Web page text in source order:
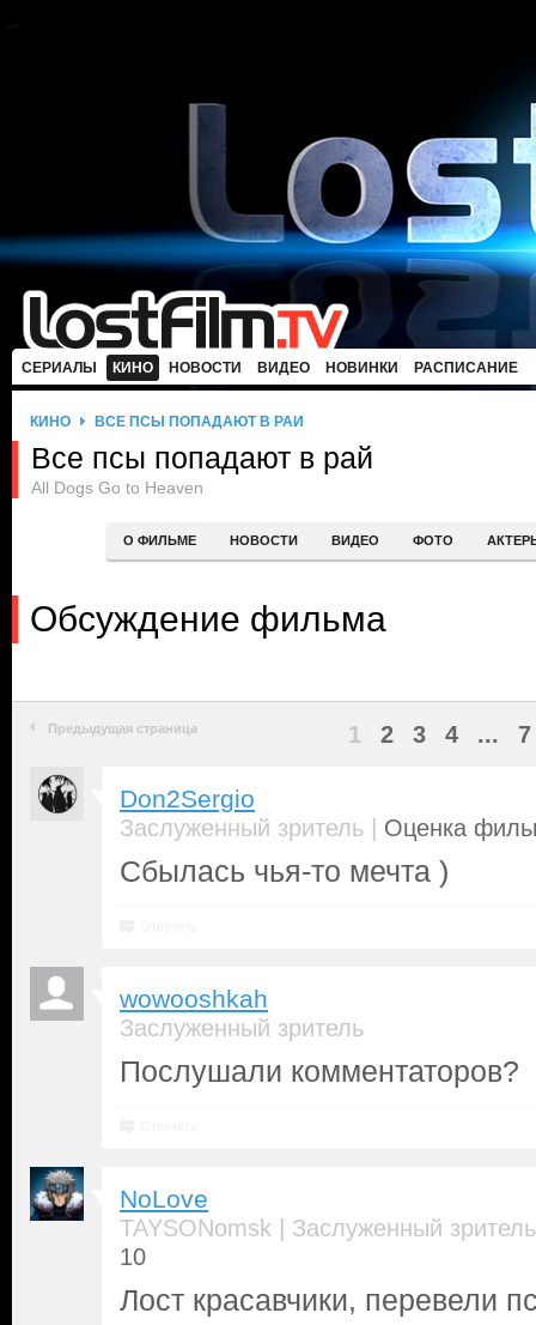
СЕРИАЛЫ КИНО НОВОСТИ ВИДЕО НОВИНКИ РАСПИСАНИЕ
КИНО ВСЕ ПСЫ ПОПАДАЮТ В РАЙ
Все псы попадают в рай
All Dogs Go to Heaven
О ФИЛЬМЕ НОВОСТИ ВИДЕО ФОТО
Обсуждение фильма
Предыдущая страница 1 2 3 4 ... 7
Don2Sergio
Заслуженный зритель | Оценка
Сбылась чья-то мечта )
wowooshkah
Заслуженный зритель
Послушали комментаторов?
NoLove
TAYSONomsk | Заслуженный зритель
10
Лост красавчики, перевели